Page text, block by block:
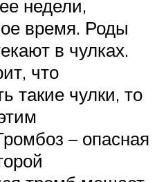
недели,
время. Роды
в чулках.
что
такие чулки, то
– опасная